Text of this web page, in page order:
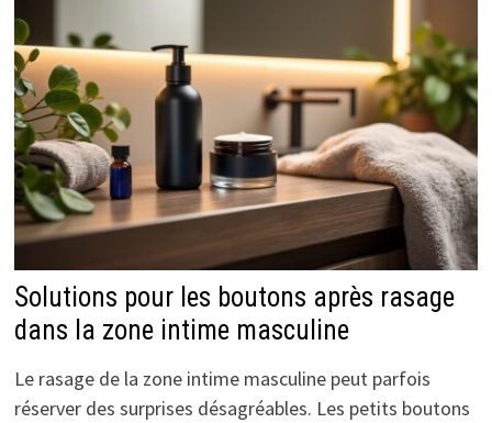
Solutions pour les boutons après rasage
dans la zone intime masculine
Le rasage de la zone intime masculine peut parfois
réserver des surprises désagréables. Les petits boutons